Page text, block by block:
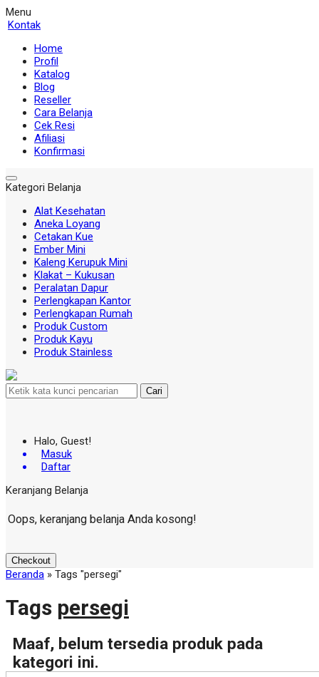
Menu
Kontak
Home
Profil
Katalog
Blog
Reseller
Cara Belanja
Cek Resi
Afiliasi
Konfirmasi
Kategori Belanja
Alat Kesehatan
Aneka Loyang
Cetakan Kue
Ember Mini
Kaleng Kerupuk Mini
Klakat – Kukusan
Peralatan Dapur
Perlengkapan Kantor
Perlengkapan Rumah
Produk Custom
Produk Kayu
Produk Stainless
Cari
Halo, Guest!
Masuk
Daftar
Keranjang Belanja
Oops, keranjang belanja Anda kosong!
Checkout
Beranda » Tags "persegi"
Tags persegi
Maaf, belum tersedia produk pada
kategori ini.